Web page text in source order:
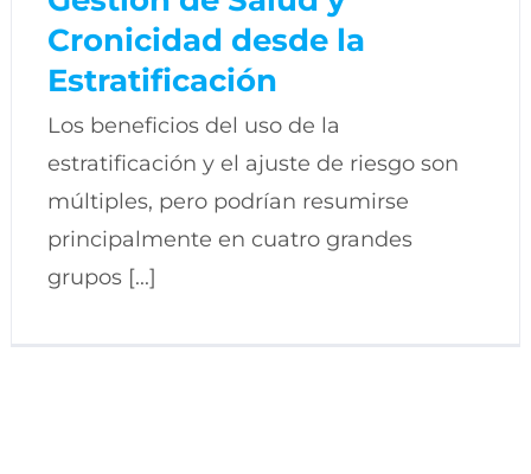
Cronicidad desde la
Estratificación
Los beneficios del uso de la
estratificación y el ajuste de riesgo son
múltiples, pero podrían resumirse
principalmente en cuatro grandes
grupos [...]